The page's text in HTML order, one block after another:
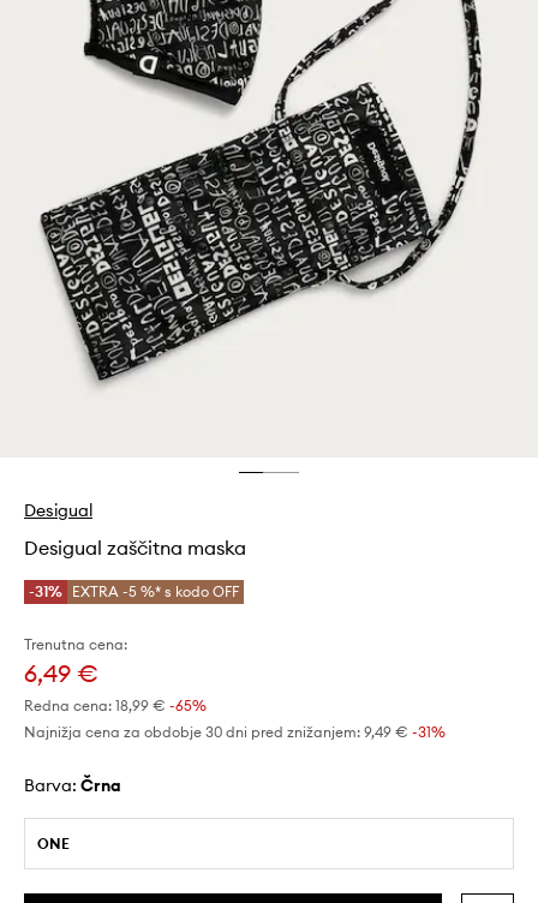
Desigual
Desigual zaščitna maska
-31% EXTRA -5 %* s kodo OFF
Trenutna cena:
6,49 €
Redna cena: 18,99 € -65%
Najnižja cena za obdobje 30 dni pred znižanjem: 9,49 € -31%
Barva: črna
ONE